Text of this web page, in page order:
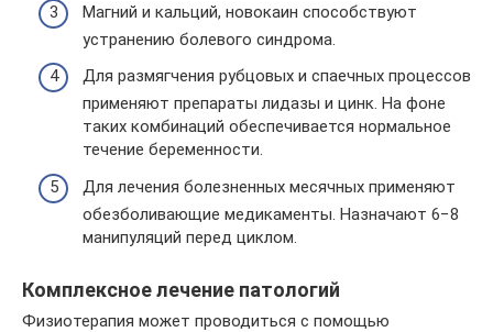
Магний и кальций, новокаин способствуют
устранению болевого синдрома.
Для размягчения рубцовых и спаечных процессов
применяют препараты лидазы и цинк. На фоне
таких комбинаций обеспечивается нормальное
течение беременности.
Для лечения болезненных месячных применяют
обезболивающие медикаменты. Назначают 6−8
манипуляций перед циклом.
Комплексное лечение патологий
Физиотерапия может проводиться с помощью